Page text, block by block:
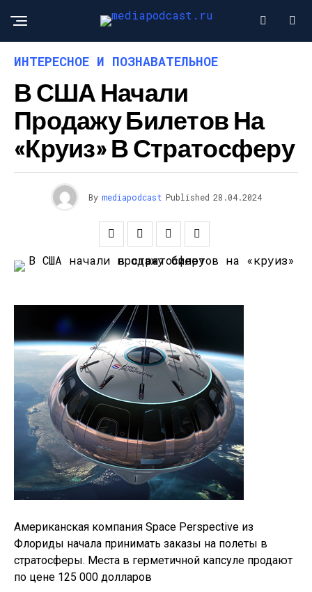
ИНТЕРЕСНОЕ И ПОЗНАВАТЕЛЬНОЕ
В США Начали
Продажу Билетов На
«круиз» В Стратосферу
By mediapodcast Published 28.04.2024
Американская компания Space Perspective из
Флориды начала принимать заказы на полеты в
стратосферы. Места в герметичной капсуле продают
по цене 125 000 долларов